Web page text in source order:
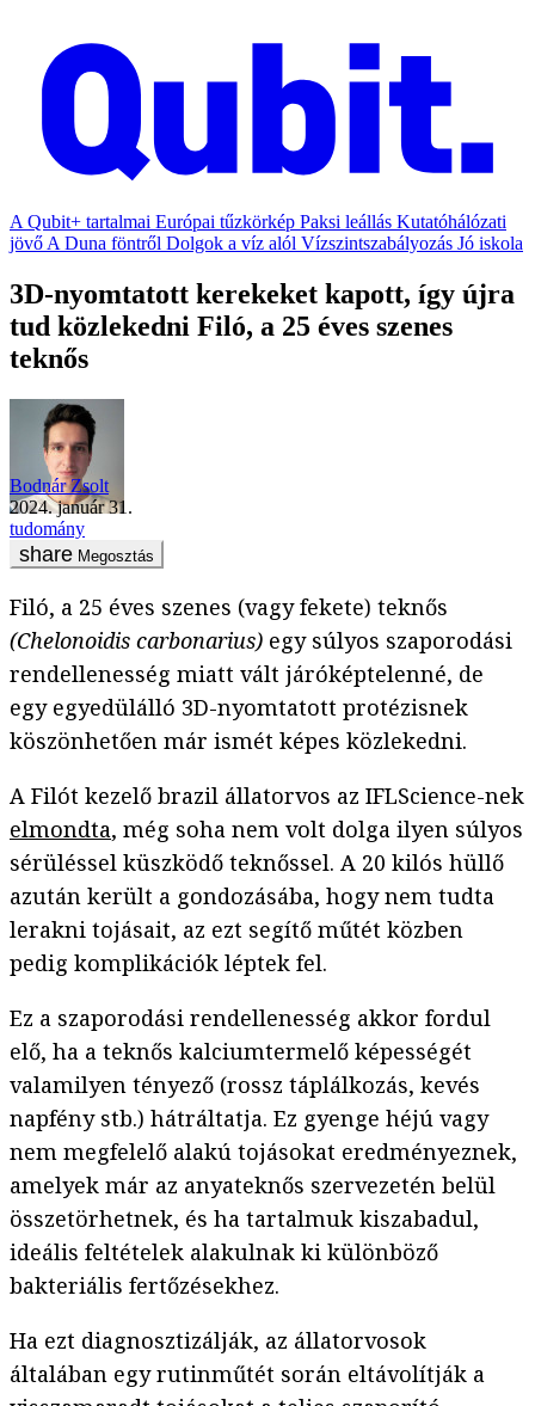
A Qubit+ tartalmai Európai tűzkörkép Paksi leállás Kutatóhálózati
jövő A Duna föntről Dolgok a víz alól Vízszintszabályozás Jó iskola
3D-nyomtatott kerekeket kapott, így újra
tud közlekedni Filó, a 25 éves szenes
teknős
Bodnár Zsolt
2024. január 31.
tudomány
Megosztás
Filó, a 25 éves szenes (vagy fekete) teknős
(Chelonoidis carbonarius) egy súlyos szaporodási
rendellenesség miatt vált járóképtelenné, de
egy egyedülálló 3D-nyomtatott protézisnek
köszönhetően már ismét képes közlekedni.
A Filót kezelő brazil állatorvos az IFLScience-nek
elmondta, még soha nem volt dolga ilyen súlyos
sérüléssel küszködő teknőssel. A 20 kilós hüllő
azután került a gondozásába, hogy nem tudta
lerakni tojásait, az ezt segítő műtét közben
pedig komplikációk léptek fel.
Ez a szaporodási rendellenesség akkor fordul
elő, ha a teknős kalciumtermelő képességét
valamilyen tényező (rossz táplálkozás, kevés
napfény stb.) hátráltatja. Ez gyenge héjú vagy
nem megfelelő alakú tojásokat eredményeznek,
amelyek már az anyateknős szervezetén belül
összetörhetnek, és ha tartalmuk kiszabadul,
ideális feltételek alakulnak ki különböző
bakteriális fertőzésekhez.
Ha ezt diagnosztizálják, az állatorvosok
általában egy rutinműtét során eltávolítják a